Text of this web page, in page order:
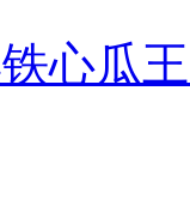
心瓜